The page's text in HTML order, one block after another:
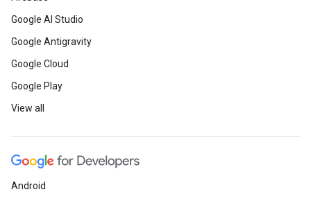
Google AI Studio
Google Antigravity
Google Cloud
Google Play
View all
Android